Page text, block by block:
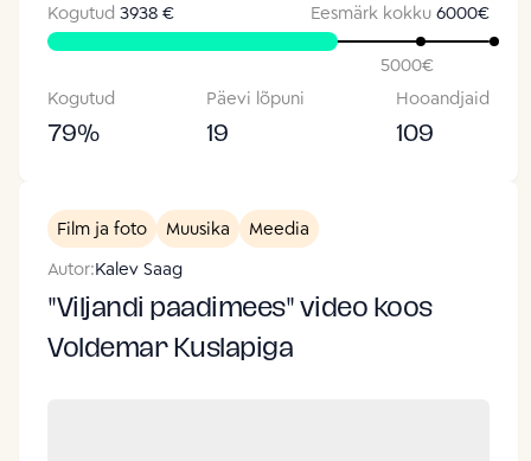
Kogutud 3938 € Eesmärk kokku 6000€
5000€
Kogutud
79%
Päevi lõpuni
19
Hooandjaid
109
Film ja foto Muusika
Meedia
Autor:Kalev Saag
"Viljandi paadimees" video koos
Voldemar Kuslapiga